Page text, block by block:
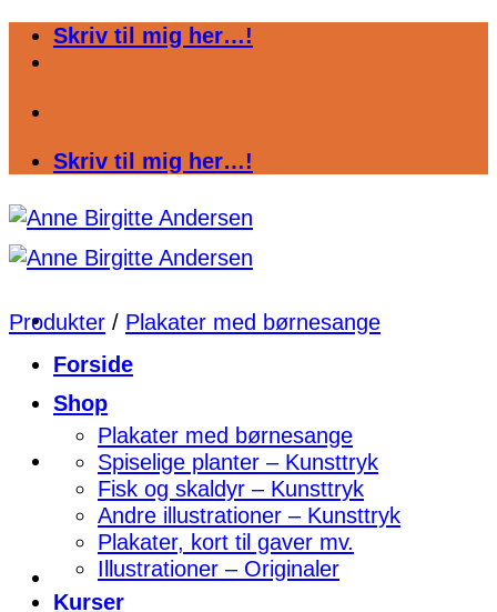
FortsætSkriv til mig her…!
Skriv til mig her…!
Forside
Shop
Plakater med børnesange
Spiselige planter – Kunsttryk
Fisk og skaldyr – Kunsttryk
Andre illustrationer – Kunsttryk
Plakater, kort til gaver mv.
Illustrationer – Originaler
Kurser
Produkter / Plakater med børnesange